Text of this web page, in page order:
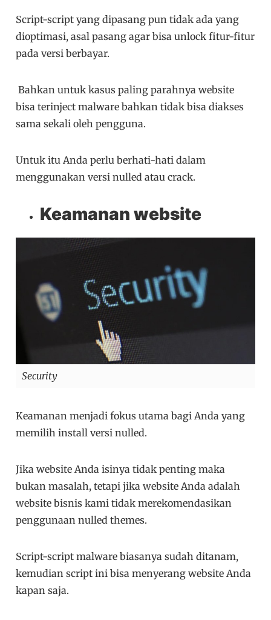
Script-script yang dipasang pun tidak ada yang
dioptimasi, asal pasang agar bisa unlock fitur-fitur
pada versi berbayar.
Bahkan untuk kasus paling parahnya website
bisa terinject malware bahkan tidak bisa diakses
sama sekali oleh pengguna.
Untuk itu Anda perlu berhati-hati dalam
menggunakan versi nulled atau crack.
Keamanan website
Security
Keamanan menjadi fokus utama bagi Anda yang
memilih install versi nulled.
Jika website Anda isinya tidak penting maka
bukan masalah, tetapi jika website Anda adalah
website bisnis kami tidak merekomendasikan
penggunaan nulled themes.
Script-script malware biasanya sudah ditanam,
kemudian script ini bisa menyerang website Anda
kapan saja.